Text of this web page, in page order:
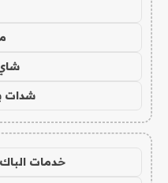
شدات
خدمات